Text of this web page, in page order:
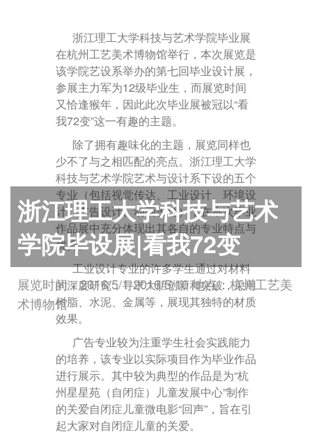
浙江理工大学科技与艺术
学院毕设展|看我72变
展览时间：2016/5/1-2016/5/10 地点：杭州工艺美
术博物馆
浙江理工大学科技与艺术学院毕业展
在杭州工艺美术博物馆举行，本次展览是
该学院艺设系举办的第七回毕业设计展，
参展主力军为12级毕业生，而展览时间
又恰逢猴年，因此此次毕业展被冠以“看
我72变”这一有趣的主题。
除了拥有趣味化的主题，展览同样也
少不了与之相匹配的亮点。浙江理工大学
科技与艺术学院艺术与设计系下设的五个
专业（包括视觉传达、工业设计、环境设
计、广告设计、动画设计），在本次毕业
作品展中充分体现出其各自的专业特点与
优势。
工业设计专业的许多学生通过对材料
的深度研究，寻求大胆创新和突破，采用
树脂、水泥、金属等，展现其独特的材质
效果。
广告专业较为注重学生社会实践能力
的培养，该专业以实际项目作为毕业作品
进行展示。其中较为典型的作品是为“杭
州星星苑（自闭症）儿童发展中心”制作
的关爱自闭症儿童微电影“回声”，旨在引
起大家对自闭症儿童的关爱。